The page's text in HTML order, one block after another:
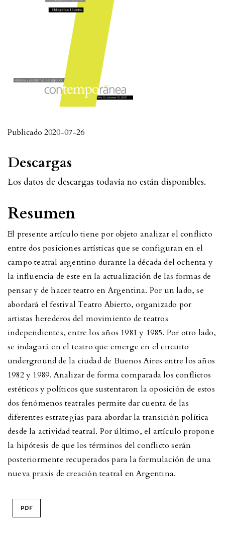
Publicado 2020-07-26
Resumen
El presente artículo tiene por objeto analizar el conflicto
entre dos posiciones artísticas que se configuran en el
campo teatral argentino durante la década del ochenta y
la influencia de este en la actualización de las formas de
pensar y de hacer teatro en Argentina. Por un lado, se
abordará el festival Teatro Abierto, organizado por
artistas herederos del movimiento de teatros
independientes, entre los años 1981 y 1985. Por otro lado,
se indagará en el teatro que emerge en el circuito
underground de la ciudad de Buenos Aires entre los años
1982 y 1989. Analizar de forma comparada los conflictos
estéticos y políticos que sustentaron la oposición de estos
dos fenómenos teatrales permite dar cuenta de las
diferentes estrategias para abordar la transición política
desde la actividad teatral. Por último, el artículo propone
la hipótesis de que los términos del conflicto serán
posteriormente recuperados para la formulación de una
nueva praxis de creación teatral en Argentina.
PDF
Descargas
Los datos de descargas todavía no están disponibles.